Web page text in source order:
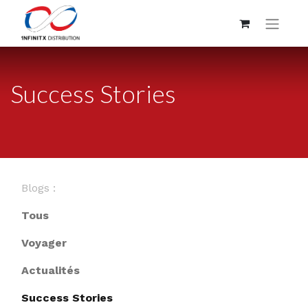
Success Stories
Blogs :
Tous
Voyager
Actualités
Success Stories